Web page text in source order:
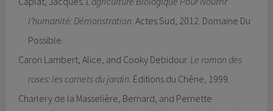
l’humanité: Démonstration. Actes Sud, 2012. Domaine Du
Possible.
Caron Lambert, Alice, and Cooky Debidour.Le roman des
roses: les carnets du jardin. Éditions du Chêne, 1999.
Charlery de la Masselière, Bernard, and Pernette